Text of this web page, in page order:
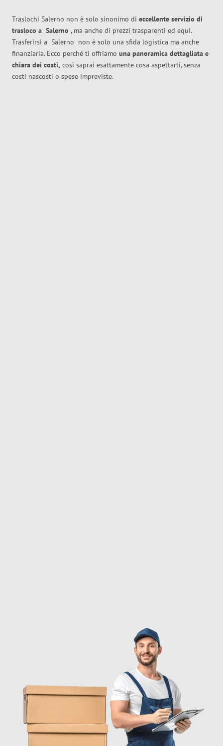
Traslochi Salerno non è solo sinonimo di eccellente servizio di
trasloco a Salerno , ma anche di prezzi trasparenti ed equi.
Trasferirsi a Salerno non è solo una sfida logistica ma anche
finanziaria. Ecco perché ti offriamo una panoramica dettagliata e
chiara dei costi, così saprai esattamente cosa aspettarti, senza
costi nascosti o spese impreviste.